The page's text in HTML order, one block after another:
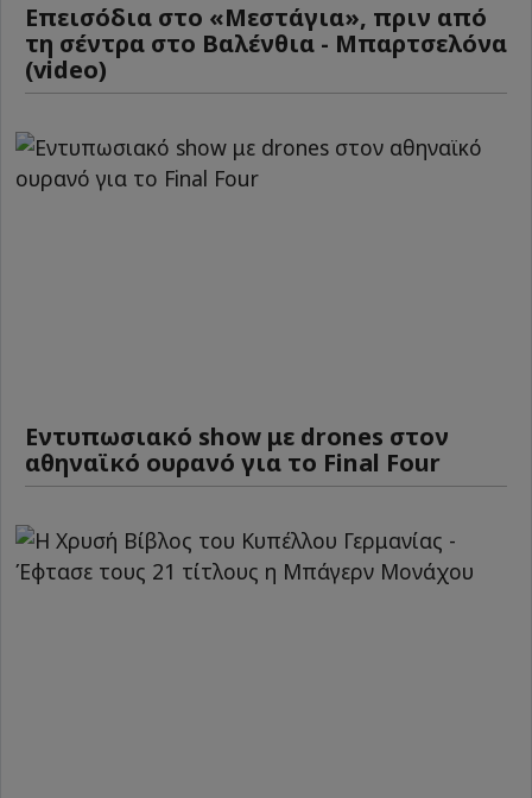
Επεισόδια στο «Μεστάγια», πριν από
τη σέντρα στο Βαλένθια - Μπαρτσελόνα
(video)
Εντυπωσιακό show με drones στον
αθηναϊκό ουρανό για το Final Four